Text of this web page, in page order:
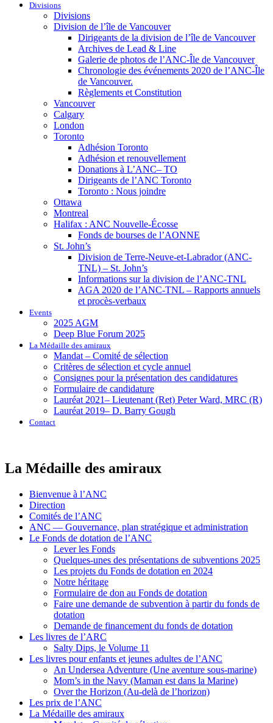
Divisions
Divisions
Division de l’île de Vancouver
Dirigeants de la division de l’île de Vancouver
Archives de Lead & Line
Galerie de photos de l’ANC-Île de Vancouver
Chronologie des événements 2020 de l’ANC-Île
de Vancouver.
Règlements et Constitution
Vancouver
Calgary
London
Toronto
Adhésion Toronto
Adhésion et renouvellement
Donations à L’ANC– TO
Dirigeants de l’ANC Toronto
Toronto : Nous joindre
Ottawa
Montreal
Halifax : ANC Nouvelle-Écosse
Fonds de bourses de l’AONNE
St. John’s
Division de Terre-Neuve-et-Labrador (ANC-
TNL) – St. John’s
Informations sur la division de l’ANC-TNL
AGA 2020 de l’ANC-TNL – Rapports annuels
et procès-verbaux
Events
2025 AGM
Deep Blue Forum 2025
La Médaille des amiraux
Mandat – Comité de sélection
Critères de sélection et cycle annuel
Consignes pour la présentation des candidatures
Formulaire de candidature
Lauréat 2021– Lieutenant (Ret) Peter Ward, MRC (R)
Lauréat 2019– D. Barry Gough
Contact
La Médaille des amiraux
Bienvenue à l’ANC
Direction
Comités de l’ANC
ANC — Gouvernance, plan stratégique et administration
Le Fonds de dotation de l’ANC
Lever les Fonds
Quelques-unes des présentations de subventions 2025
Les projets du Fonds de dotation en 2024
Notre héritage
Formulaire de don au Fonds de dotation
Faire une demande de subvention à partir du fonds de
dotation
Demande de financement du fonds de dotation
Les livres de l’ARC
Salty Dips, le Volume 11
Les livres pour enfants et jeunes adultes de l’ANC
An Undersea Adventure (Une aventure sous-marine)
Mom’s in the Navy (Maman est dans la Marine)
Over the Horizon (Au-delà de l’horizon)
Les prix de l’ANC
La Médaille des amiraux